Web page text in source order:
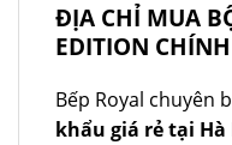
ĐỊA CHỈ MUA
EDITION
Bếp Royal chuyên
khẩu giá rẻ tại Hà